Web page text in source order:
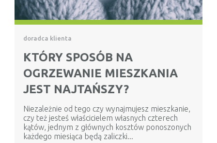
doradca klienta
KTÓRY SPOSÓB NA
OGRZEWANIE MIESZKANIA
JEST NAJTAŃSZY?
Niezależnie od tego czy wynajmujesz mieszkanie,
czy też jesteś właścicielem własnych czterech
kątów, jednym z głównych kosztów ponoszonych
każdego miesiąca będą zaliczki...